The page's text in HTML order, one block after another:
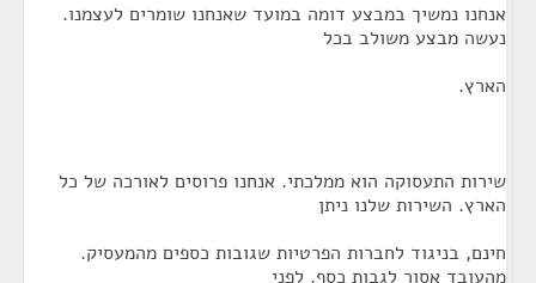
אנחנו נמשיך במבצע דומה במועד שאנחנו שומרים לעצמנו.
נעשה מבצע משולב בכל
הארץ.
שירות התעסוקה הוא ממלכתי. אנחנו פרוסים לאורכה של כל
הארץ. השירות שלנו ניתן
חינם, בניגוד לחברות הפרטיות שגובות כספים מהמעסיק.
מהעובד אסור לגבות כסף. לפני